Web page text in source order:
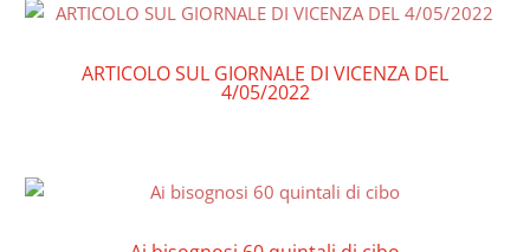
ARTICOLO SUL GIORNALE DI VICENZA DEL
4/05/2022